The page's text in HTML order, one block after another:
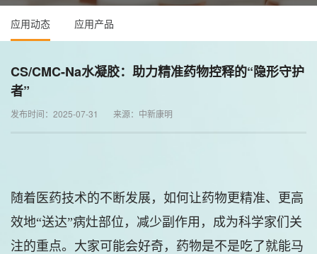
应用动态 应用产品
CS/CMC-Na水凝胶：助力精准药物控释的“隐形守护
者”
发布时间：2025-07-31 来源：中新康明
随着医药技术的不断发展，如何让药物更精准、更高
效地“送达”病灶部位，减少副作用，成为科学家们关
注的重点。大家可能会好奇，药物是不是吃了就能马